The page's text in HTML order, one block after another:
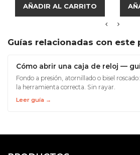
AÑADIR AL CARRITO
Guías relacionadas con este
Cómo abrir una caja de reloj —
Fondo a presión, atornillado o bisel
la herramienta correcta. Sin rayar.
Leer guía →